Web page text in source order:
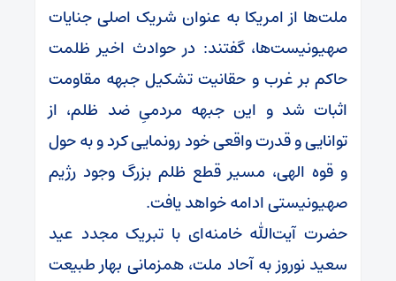
ملت‌ها از امریکا به عنوان شریک اصلی جنایات
صهیونیست‌ها، گفتند: در حوادث اخیر ظلمت
حاکم بر غرب و حقانیت تشکیل جبهه مقاومت
اثبات شد و این جبهه مردمیِ ضد ظلم، از
توانایی و قدرت واقعی خود رونمایی کرد و به حول
و قوه الهی، مسیر قطع ظلم بزرگ وجود رژیم
صهیونیستی ادامه خواهد یافت.
حضرت آیت‌الله خامنه‌ای با تبریک مجدد عید
سعید نوروز به آحاد ملت، همزمانی بهار طبیعت